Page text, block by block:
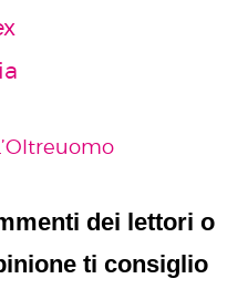
dei lettori o
ti consiglio